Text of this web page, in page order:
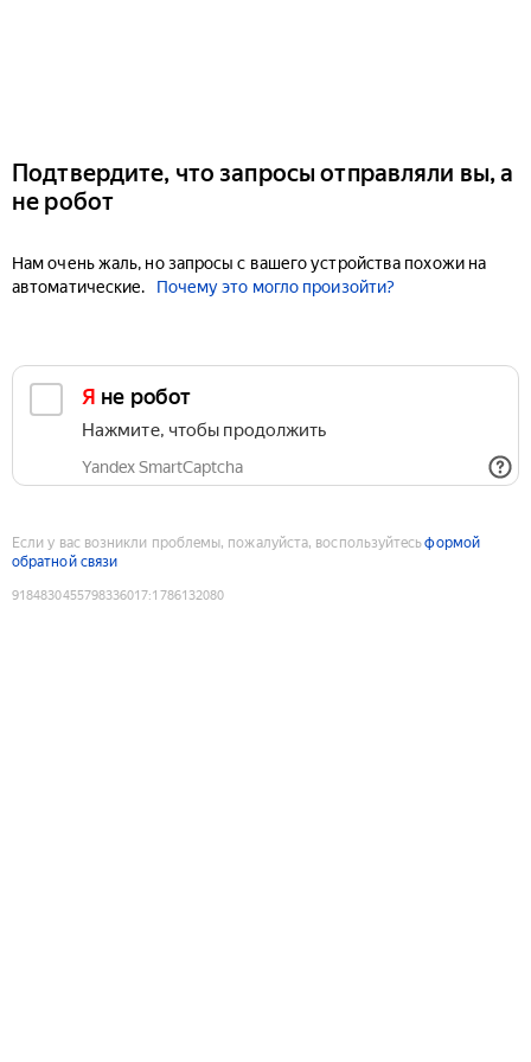
Подтвердите, что запросы отправляли вы, а
не робот
Нам очень жаль, но запросы с вашего устройства похожи на
автоматические.
Почему это могло произойти?
Я не робот
Нажмите, чтобы продолжить
Yandex SmartCaptcha
Если у вас возникли проблемы, пожалуйста, воспользуйтесьформой
обратной связи
9184830455798336017:1786132080